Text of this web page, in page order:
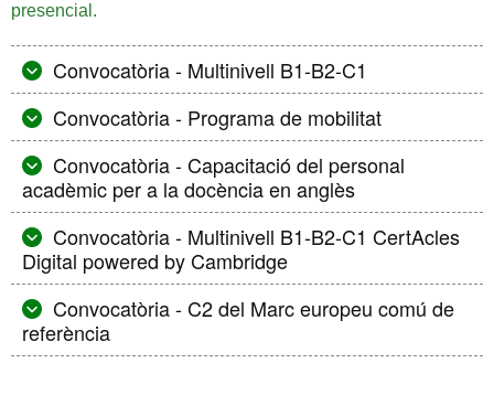
presencial.
Convocatòria - Multinivell B1-B2-C1
Convocatòria - Programa de mobilitat
acadèmic per a la docència en anglès
Digital powered by Cambridge
referència